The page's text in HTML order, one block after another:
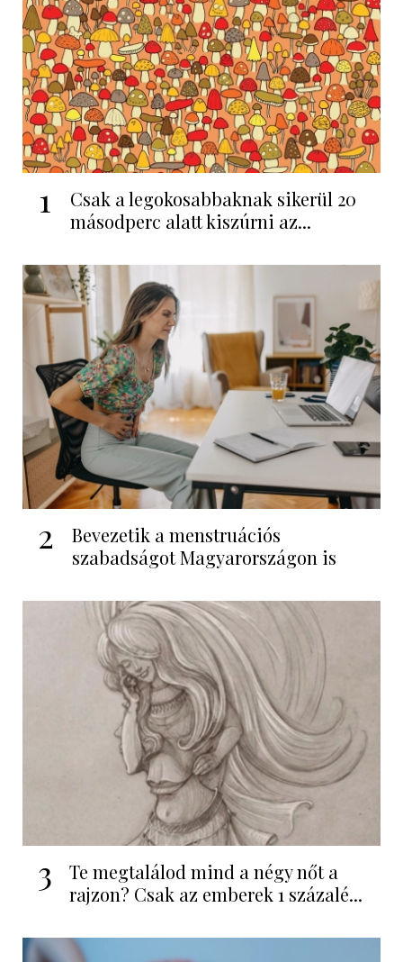
1
Csak a legokosabbaknak sikerül 20
másodperc alatt kiszúrni az...
2
Bevezetik a menstruációs
szabadságot Magyarországon is
3
Te megtalálod mind a négy nőt a
rajzon? Csak az emberek 1 százalé...